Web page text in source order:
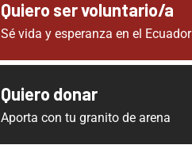
Quiero ser voluntario/a
Sé vida y esperanza en el Ecuador
Quiero donar
Aporta con tu granito de arena